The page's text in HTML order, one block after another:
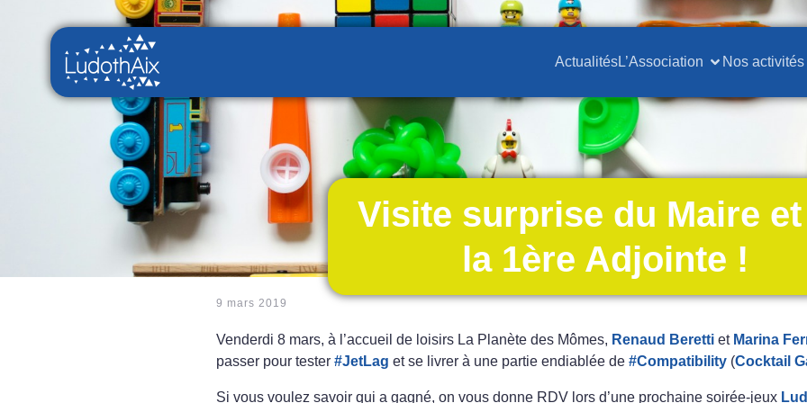
ActualitésL’Association Nos activités
Visite surprise du Maire
la 1ère Adjointe !
9 mars 2019
Venderdi 8 mars, à l’accueil de loisirs La Planète des Mômes, Renaud Beretti et Marina
passer pour tester #JetLag et se livrer à une partie endiablée de #Compatibility (Cocktail
Si vous voulez savoir qui a gagné, on vous donne RDV lors d’une prochaine soirée-jeux